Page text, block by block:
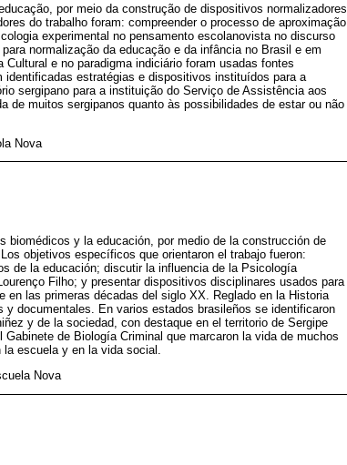
por meio da construção de dispositivos normalizadores
do trabalho foram: compreender o processo de aproximação
experimental no pensamento escolanovista no discurso
normalização da educação e da infância no Brasil e em
e no paradigma indiciário foram usadas fontes
estratégias e dispositivos instituídos para a
sergipano para a instituição do Serviço de Assistência aos
de muitos sergipanos quanto às possibilidades de estar ou não
Nova
biomédicos y la educación, por medio de la construcción de
objetivos específicos que orientaron el trabajo fueron:
de la educación; discutir la influencia de la Psicología
Filho; y presentar dispositivos disciplinares usados para
las primeras décadas del siglo XX. Reglado en la Historia
documentales. En varios estados brasileños se identificaron
y de la sociedad, con destaque en el territorio de Sergipe
de Biología Criminal que marcaron la vida de muchos
la escuela y en la vida social.
Nova